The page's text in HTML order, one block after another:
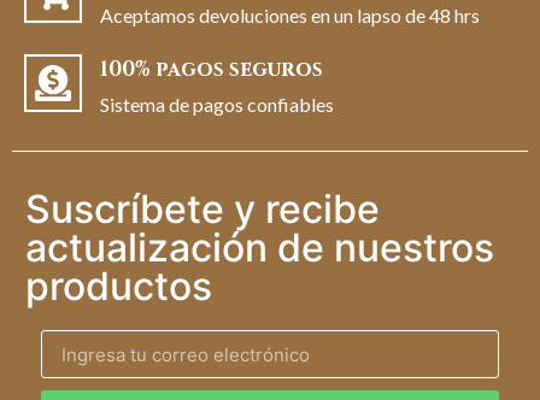
Aceptamos devoluciones en un lapso de 48 hrs
100% pagos seguros
Sistema de pagos confiables
Suscríbete y recibe
actualización de nuestros
productos